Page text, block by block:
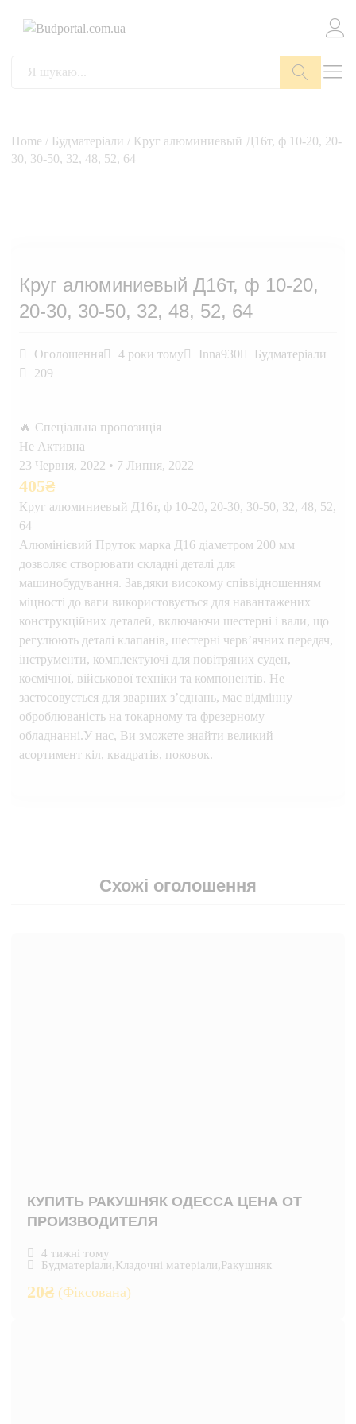
Home / Будматеріали / Круг алюминиевый Д16т, ф 10-20, 20-
30, 30-50, 32, 48, 52, 64
Круг алюминиевый Д16т, ф 10-20,
20-30, 30-50, 32, 48, 52, 64
Оголошення 4 роки тому Inna930
Будматеріали
209
🔥 Спеціальна пропозиція
Не Активна
23 Червня, 2022 • 7 Липня, 2022
405₴
Круг алюминиевый Д16т, ф 10-20, 20-30, 30-50, 32, 48, 52,
64
Алюмінієвий Пруток марка Д16 діаметром 200 мм
дозволяє створювати складні деталі для
машинобудування. Завдяки високому співвідношенням
міцності до ваги використовується для навантажених
конструкційних деталей, включаючи шестерні і вали, що
регулюють деталі клапанів, шестерні черв’ячних передач,
інструменти, комплектуючі для повітряних суден,
космічної, військової техніки та компонентів. Не
застосовується для зварних з’єднань, має відмінну
оброблюваність на токарному та фрезерному
обладнанні.У нас, Ви зможете знайти великий
асортимент кіл, квадратів, поковок.
Схожі оголошення
КУПИТЬ РАКУШНЯК ОДЕССА ЦЕНА ОТ
ПРОИЗВОДИТЕЛЯ
4 тижні тому
Будматеріали,Кладочні матеріали,Ракушняк
20₴ (Фіксована)